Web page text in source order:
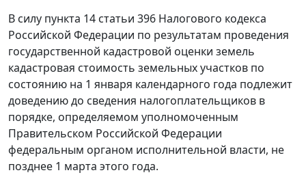
В силу пункта 14 статьи 396 Налогового кодекса
Российской Федерации по результатам проведения
государственной кадастровой оценки земель
кадастровая стоимость земельных участков по
состоянию на 1 января календарного года подлежит
доведению до сведения налогоплательщиков в
порядке, определяемом уполномоченным
Правительском Российской Федерации
федеральным органом исполнительной власти, не
позднее 1 марта этого года.